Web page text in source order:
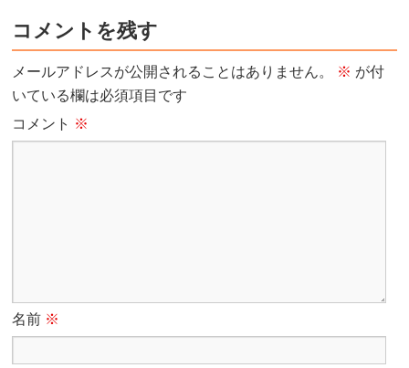
コメントを残す
メールアドレスが公開されることはありません。 ※ が付
いている欄は必須項目です
コメント ※
名前 ※